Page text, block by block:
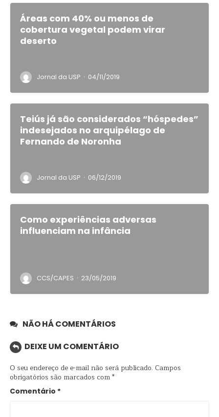
Áreas com 40% ou menos de
cobertura vegetal podem virar
deserto
Jornal da USP · 04/11/2019
Teiús já são considerados “hóspedes”
indesejados no arquipélago de
Fernando de Noronha
Jornal da USP · 06/12/2019
Como experiências adversas
influenciam na infância
CCS/CAPES · 23/05/2019
NÃO HÁ COMENTÁRIOS
DEIXE UM COMENTÁRIO
O seu endereço de e-mail não será publicado. Campos
obrigatórios são marcados com*
Comentário *